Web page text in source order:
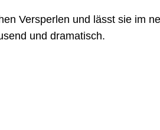
Versperlen und lässt sie im
und dramatisch.